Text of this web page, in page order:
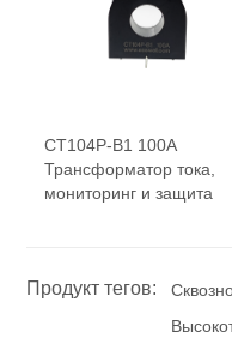
CT104P-B1 100A
Трансформатор тока,
мониторинг и защита
Продукт тегов: